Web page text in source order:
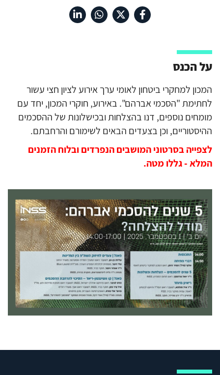
על הכנס
המכון למחקרי ביטחון לאומי ערך אירוע לציון חצי עשור
לחתימת "הסכמי אברהם". באירוע, חוקרי המכון, יחד עם
מומחים נוספים, דנו בהצלחות ובכישלונות של ההסכמים
ההיסטוריים, וכן בצעדים הבאים לשימורם והרחבתם.
לצפייה בסרטוני המושבים הנפרדים ובלוח הזמנים
המלא - גללו מטה.